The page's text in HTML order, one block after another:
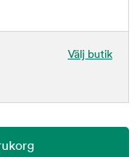
Välj butik